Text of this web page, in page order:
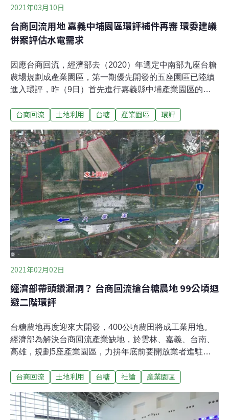
2021年03月10日
台商回流用地 嘉義中埔園區環評補件再審 環委建議
併案評估水電需求
因應台商回流，經濟部去（2020）年選定中南部九座台糖
農場規劃成產業園區，第一期優先開發的五座園區已陸續
進入環評，昨（9日）首先進行嘉義縣中埔產業園區的初
污水排放更同樣仰賴八掌溪，環委認為兩案應合併評估，
業廢棄物去化量能，補正再審。此外，面對全台數個即將
新增的產業園區、科學園區，將加重水情及供電負擔，環
委也提出質疑，「經濟部能保證生出水與電？」並建議經
濟部針對五座產業園區的水、電需求及污染排放進行整體
規劃。台商回流增設產業園區 環委：經濟部能保證生出水
與電？經濟部預期台商回流，增加產業用地需求，將於中
南部新增十大產業園區，除屏東加工出口區二期外，其餘
九個園區均使用台糖農場用地。第一期將有五座先行開
發，嘉義縣就佔了兩座，分別是中埔公館農場與水上南靖
農場。
台商回流 土地利用 台糖 產業園區 環評
2021年02月02日
經濟部帶頭鑽漏洞？ 台商回流搶台糖農地 99公頃迴
避二階環評
台糖農地再度迎來大開發，400公頃農田將成工業用地。
經濟部為解決台商回流產業缺地，於雲林、嘉義、台南、
高雄，規劃5座產業園區，力拚年底前要開放業者進駐。
較詳盡的「第二階段環境影響評估」（二階環評）。但經
嘉義水上產業園區99.41公頃、台南新市產業園區98.5公
頃，恰好避開二階環評。經濟部規畫，這三座產業園區還
台商回流 土地利用 台糖 社論 產業園區